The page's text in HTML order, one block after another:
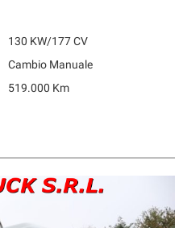
130 KW/177 CV
Cambio Manuale
519.000 Km